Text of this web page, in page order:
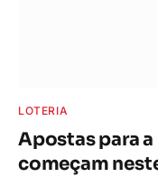
LOTERIA
Apostas para
começam